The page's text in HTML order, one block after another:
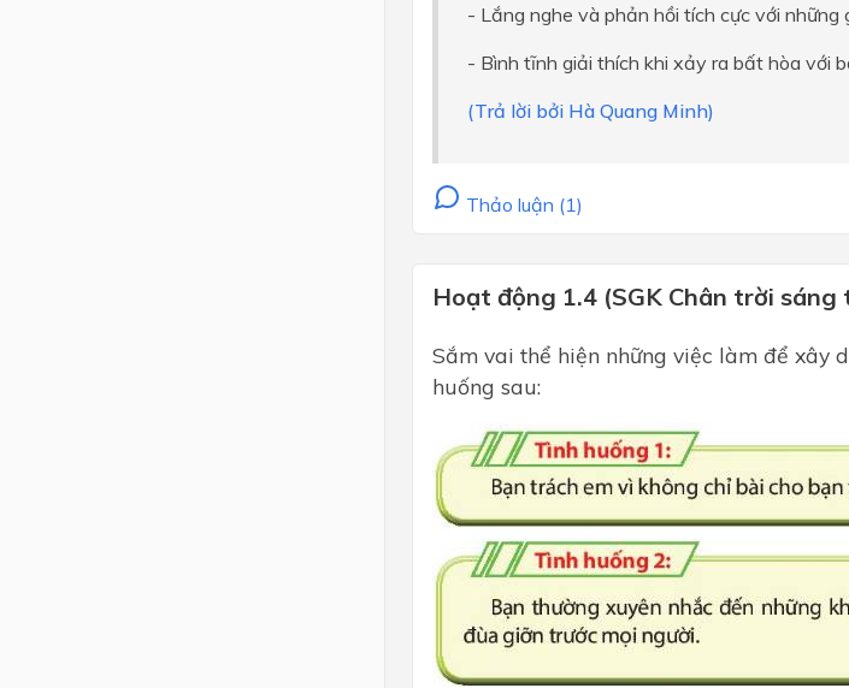
- Lắng nghe và phản hồi tích cực với những
- Bình tĩnh giải thích khi xảy ra bất hòa với
(Trả lời bởi Hà Quang Minh)
Thảo luận (1)
Hoạt động 1.4 (SGK Chân trời sáng
Sắm vai thể hiện những việc làm để xây
huống sau: